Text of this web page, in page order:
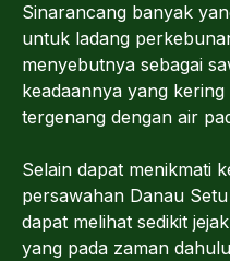
Sinarancang banyak
untuk ladang
menyebutnya sebagai
keadaannya yang
tergenang dengan air
Selain dapat menikmati
persawahan Danau
dapat melihat sedikit
yang pada zaman